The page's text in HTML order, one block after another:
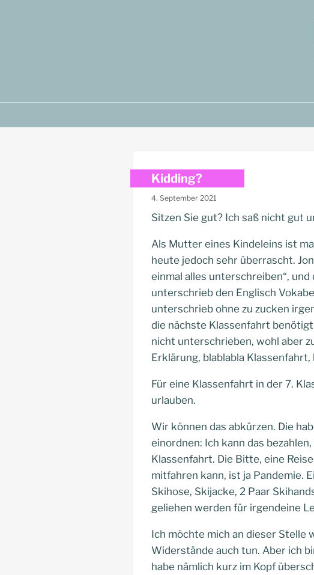
Kidding?
4. September 2021
Sitzen Sie gut? Ich saß nicht gut
Als Mutter eines Kindeleins ist
heute jedoch sehr überrascht.
einmal alles unterschreiben“,
unterschrieb den Englisch
unterschrieb ohne zu zucken
die nächste Klassenfahrt
nicht unterschrieben, wohl aber
Erklärung, blablabla
Für eine Klassenfahrt in der 7.
urlauben.
Wir können das abkürzen. Die
einordnen: Ich kann das
Klassenfahrt. Die Bitte, eine
mitfahren kann, ist ja Pandemie.
Skihose, Skijacke, 2 Paar
geliehen werden für irgendeine
Ich möchte mich an dieser Stelle
Widerstände auch tun. Aber ich
habe nämlich kurz im Kopf